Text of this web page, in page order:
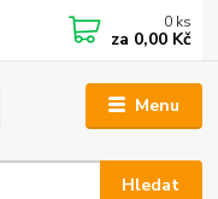
Menu
Hledat
0 ks
za 0,00 Kč